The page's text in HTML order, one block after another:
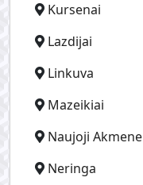
Kursenai
Lazdijai
Linkuva
Mazeikiai
Naujoji Akmene
Neringa